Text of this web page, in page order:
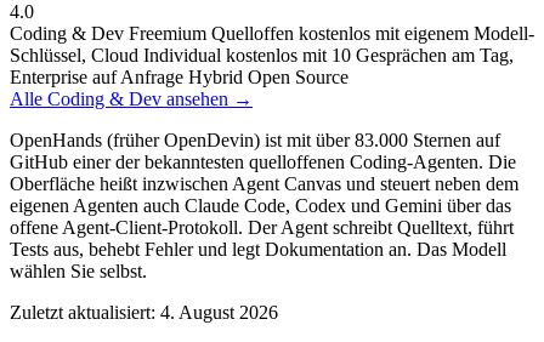
4.0
Coding & Dev Freemium Quelloffen kostenlos mit eigenem Modell-
Schlüssel, Cloud Individual kostenlos mit 10 Gesprächen am Tag,
Enterprise auf Anfrage Hybrid Open Source
Alle Coding & Dev ansehen →
OpenHands (früher OpenDevin) ist mit über 83.000 Sternen auf
GitHub einer der bekanntesten quelloffenen Coding-Agenten. Die
Oberfläche heißt inzwischen Agent Canvas und steuert neben dem
eigenen Agenten auch Claude Code, Codex und Gemini über das
offene Agent-Client-Protokoll. Der Agent schreibt Quelltext, führt
Tests aus, behebt Fehler und legt Dokumentation an. Das Modell
wählen Sie selbst.
Zuletzt aktualisiert: 4. August 2026